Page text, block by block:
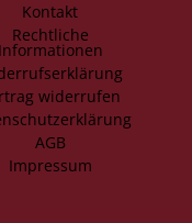
Kontakt
Rechtliche
Informationen
widerrufen
AGB
Impressum